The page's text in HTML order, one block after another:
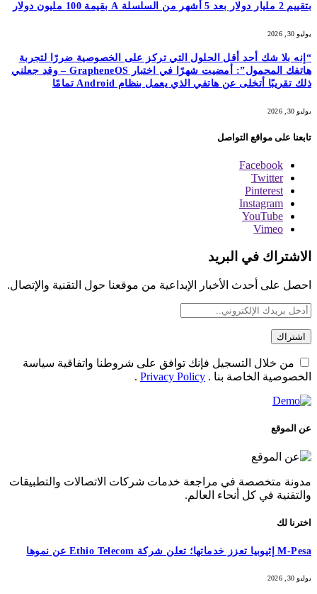
بتقييم 2 مليار دولار بعد 5 أشهر من السلسلة A بقيمة 100 مليون دولار
يوليو 30, 2026
“إنه بلا شك أحد أقل الحلول التي تركز على الخصوصية ضررًا لتجربة
هاتفك المحمول”: أمضيت شهرًا في اختبار GrapheneOS – وقد جعلني
ذلك تقريبًا أتخلى عن هاتفي الذي يعمل بنظام Android تمامًا
يوليو 30, 2026
تابعنا على مواقع التواصل
Facebook
Twitter
Pinterest
Instagram
YouTube
Vimeo
الاشتراك في البريد
احصل على أحدث الأخبار الإبداعية من موقعنا حول التقنية والإتصال.
من خلال التسجيل فإنك توافق على شروطنا واتفاقية سياسة
الخصوصية الخاصة بنا . Privacy Policy
.
عن الموقع
مدونة متخصصة في مراجعة خدمات شركات الاتصالات والتطبيقات
والتقنية في كل أنحاء العالم.
اخترنا لك
M-Pesa إثيوبيا تعزز خدماتها؛ تعلن شركة Ethio Telecom عن نموها
يوليو 30, 2026